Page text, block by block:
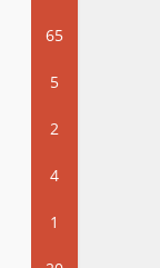
65
5
2
4
1